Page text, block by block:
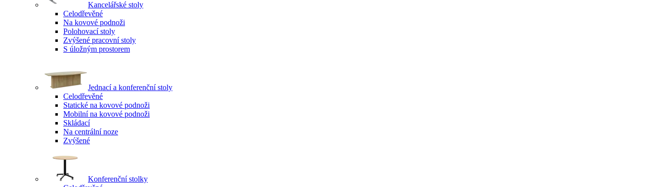
Kancelářské stoly
Celodřevěné
Na kovové podnoži
Polohovací stoly
Zvýšené pracovní stoly
S úložným prostorem
Jednací a konferenční stoly
Celodřevěné
Statické na kovové podnoži
Mobilní na kovové podnoži
Skládací
Na centrální noze
Zvýšené
Konferenční stolky